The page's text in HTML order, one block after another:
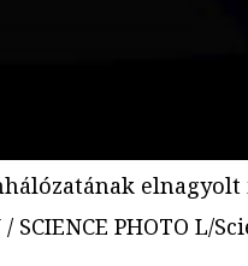
/ SCIENCE PHOTO L/